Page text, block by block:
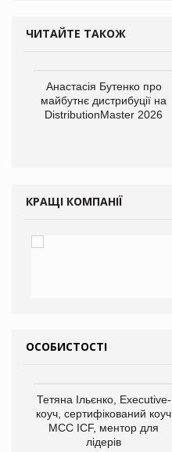
ЧИТАЙТЕ ТАКОЖ
Анастасія Бутенко про
майбутнє дистрибуції на
DistributionMaster 2026
КРАЩІ КОМПАНІЇ
ОСОБИСТОСТІ
Тетяна Ільєнко, Executive-
коуч, сертифікований коуч
МСС ICF, ментор для
лідерів